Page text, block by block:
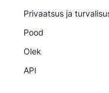
Privaatsus ja
Pood
Olek
API